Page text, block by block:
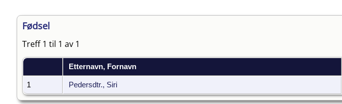
Fødsel
Treff 1 til 1 av 1
Etternavn, Fornavn
1 Pedersdtr., Siri